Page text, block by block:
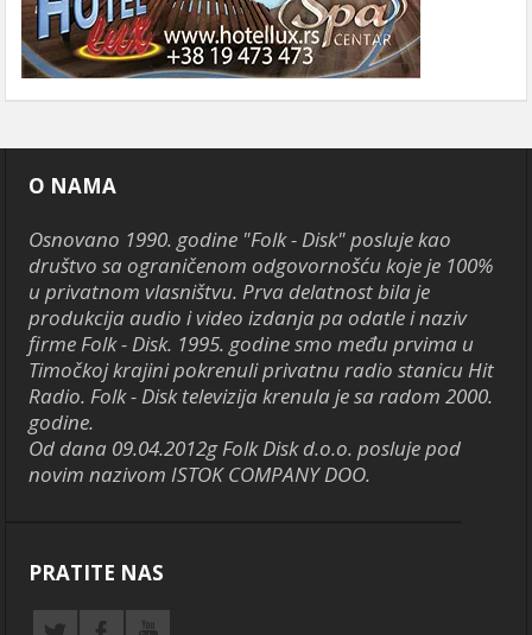
O NAMA
Osnovano 1990. godine "Folk - Disk" posluje kao
društvo sa ograničenom odgovornošću koje je 100%
u privatnom vlasništvu. Prva delatnost bila je
produkcija audio i video izdanja pa odatle i naziv
firme Folk - Disk. 1995. godine smo među prvima u
Timočkoj krajini pokrenuli privatnu radio stanicu Hit
Radio. Folk - Disk televizija krenula je sa radom 2000.
godine.
Od dana 09.04.2012g Folk Disk d.o.o. posluje pod
novim nazivom ISTOK COMPANY DOO.
PRATITE NAS